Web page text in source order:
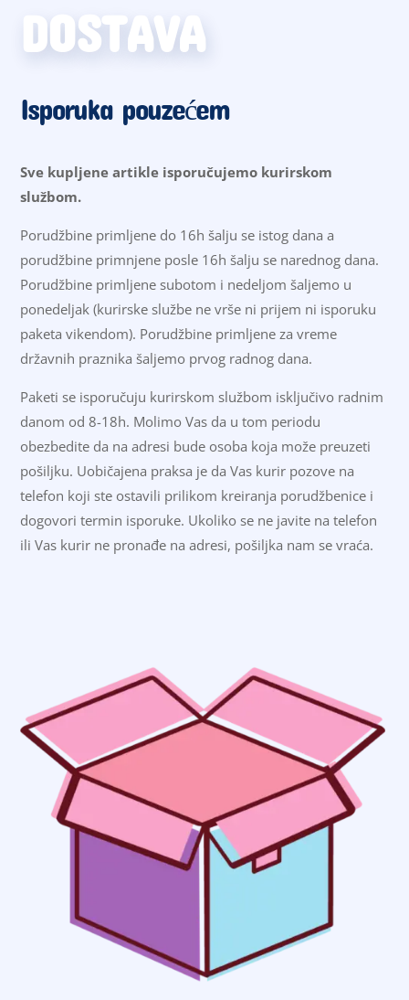
DOSTAVA
Isporuka pouzećem
Sve kupljene artikle isporučujemo kurirskom
službom.
Porudžbine primljene do 16h šalju se istog dana a
porudžbine primnjene posle 16h šalju se narednog dana.
Porudžbine primljene subotom i nedeljom šaljemo u
ponedeljak (kurirske službe ne vrše ni prijem ni isporuku
paketa vikendom). Porudžbine primljene za vreme
državnih praznika šaljemo prvog radnog dana.
Paketi se isporučuju kurirskom službom isključivo radnim
danom od 8-18h. Molimo Vas da u tom periodu
obezbedite da na adresi bude osoba koja može preuzeti
pošiljku. Uobičajena praksa je da Vas kurir pozove na
telefon koji ste ostavili prilikom kreiranja porudžbenice i
dogovori termin isporuke. Ukoliko se ne javite na telefon
ili Vas kurir ne pronađe na adresi, pošiljka nam se vraća.